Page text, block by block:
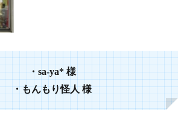
・sa-ya*様
・もんもり怪人様